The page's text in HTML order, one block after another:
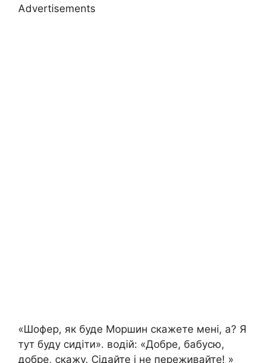
Advertisements
«Шофер, як буде Моршин скажете мені, а? Я
тут буду сидіти». водій: «Добре, бабусю,
добре, скажу. Сідайте і не переживайте! »